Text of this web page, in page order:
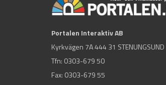
Portalen Interaktiv AB
Kyrkvägen 7A 444 31 STENUNGSUND
Tfn: 0303-679 50
Fax: 0303-679 55